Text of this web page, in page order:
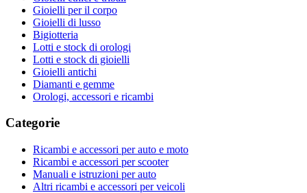
Gioielli per il corpo
Gioielli di lusso
Bigiotteria
Lotti e stock di orologi
Lotti e stock di gioielli
Gioielli antichi
Diamanti e gemme
Orologi, accessori e ricambi
Categorie
Ricambi e accessori per auto e moto
Ricambi e accessori per scooter
Manuali e istruzioni per auto
Altri ricambi e accessori per veicoli